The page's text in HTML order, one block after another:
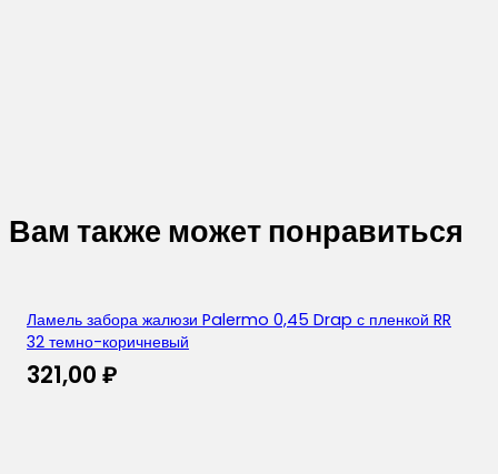
Вам также может понравиться
Ламель забора жалюзи Palermo 0,45 Drap с пленкой RR
32 темно-коричневый
321,00 ₽